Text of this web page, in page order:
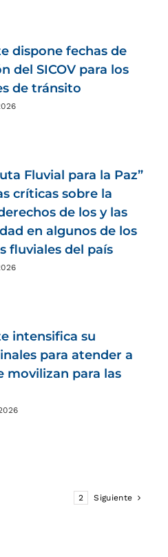
dispone fechas de
del SICOV para los
de tránsito
Fluvial para la Paz”
críticas sobre la
de los y las
en algunos de los
fluviales del país
intensifica su
para atender a
movilizan para las
2 Siguiente